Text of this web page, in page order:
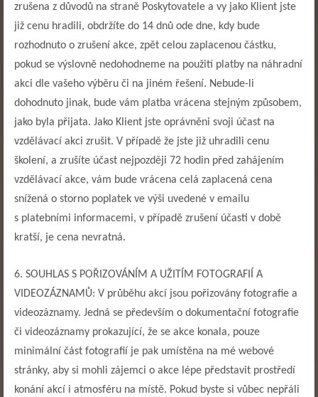
zrušena z důvodů na straně Poskytovatele a vy jako Klient jste
již cenu hradili, obdržíte do 14 dnů ode dne, kdy bude
rozhodnuto o zrušení akce, zpět celou zaplacenou částku,
pokud se výslovně nedohodneme na použití platby na náhradní
akci dle vašeho výběru či na jiném řešení. Nebude-li
dohodnuto jinak, bude vám platba vrácena stejným způsobem,
jako byla přijata. Jako Klient jste oprávněni svoji účast na
vzdělávací akci zrušit. V případě že jste již uhradili cenu
školení, a zrušíte účast nejpozději 72 hodin před zahájením
vzdělávací akce, vám bude vrácena celá zaplacená cena
snížená o storno poplatek ve výši uvedené v emailu
s platebními informacemi, v případě zrušení účasti v době
kratší, je cena nevratná.
6. SOUHLAS S POŘIZOVÁNÍM A UŽITÍM FOTOGRAFIÍ A
VIDEOZÁZNAMŮ: V průběhu akcí jsou pořizovány fotografie a
videozáznamy. Jedná se především o dokumentační fotografie
či videozáznamy prokazující, že se akce konala, pouze
minimální část fotografií je pak umístěna na mé webové
stránky, aby si mohli zájemci o akce lépe představit prostředí
konání akcí i atmosféru na místě. Pokud byste si vůbec nepřáli